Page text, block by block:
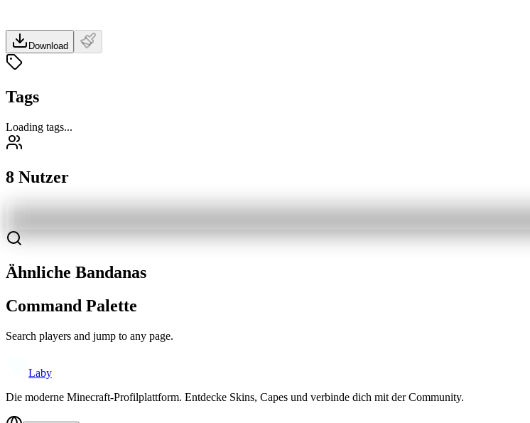
Download
Tags
Loading tags...
8 Nutzer
Ähnliche Bandanas
Command Palette
Search players and jump to any page.
Laby
Die moderne Minecraft-Profilplattform. Entdecke Skins, Capes und verbinde dich mit der Community.